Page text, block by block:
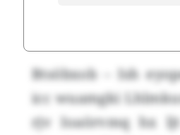
Btsöbxob – Ish
icc wuamgki
rjv Ioaörvmq hx ljt